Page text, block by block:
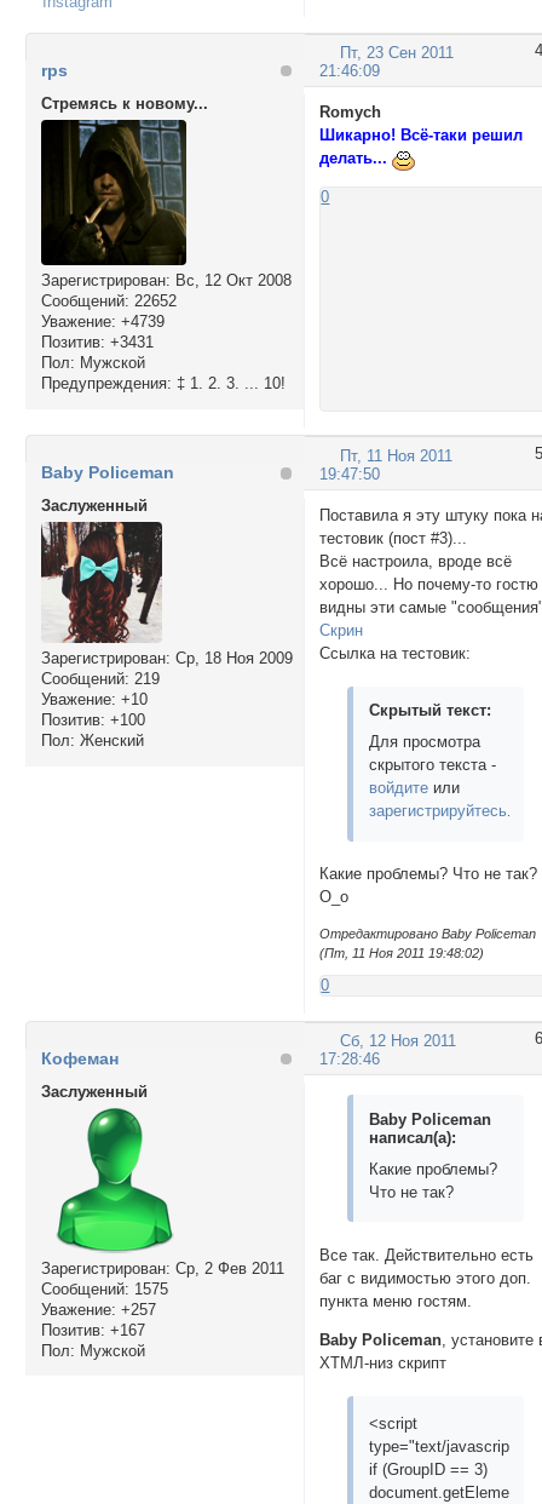
#pun-navlinks
background:
text-
font-weight:
}
4
Пт, 23 Сен 2011
21:46:09
rps
Стремясь к новому...
Зарегистрирован: Вс, 12 Окт 2008
Сообщений: 22652
Уважение: +4739
Позитив: +3431
Пол: Мужской
Предупреждения: ‡ 1. 2. 3. ... 10!
Romych
Шикарно! Всё-таки решил
делать...
0
5
Пт, 11 Ноя 2011
19:47:50
Baby Policeman
Заслуженный
Зарегистрирован: Ср, 18 Ноя 2009
Сообщений: 219
Уважение: +10
Позитив: +100
Пол: Женский
Поставила я эту штуку пока
тестовик (пост #3)...
Всё настроила, вроде всё
хорошо... Но почему-то гостю
видны эти самые
Скрин
Ссылка на тестовик:
Скрытый текст:
Для просмотра
скрытого текста -
войдите или
зарегистрируйтесь.
Какие проблемы? Что не так?
О_о
Отредактировано Baby Policeman
(Пт, 11 Ноя 2011 19:48:02)
0
6
Сб, 12 Ноя 2011
17:28:46
Кофеман
Заслуженный
Зарегистрирован: Ср, 2 Фев 2011
Сообщений: 1575
Уважение: +257
Позитив: +167
Пол: Мужской
Baby Policeman
написал(а):
Какие проблемы?
Что не так?
Все так. Действительно есть
баг с видимостью этого доп.
пункта меню гостям.
Baby Policeman , установите
ХТМЛ-низ скрипт
<script
type="text/javascript">
if (GroupID == 3)